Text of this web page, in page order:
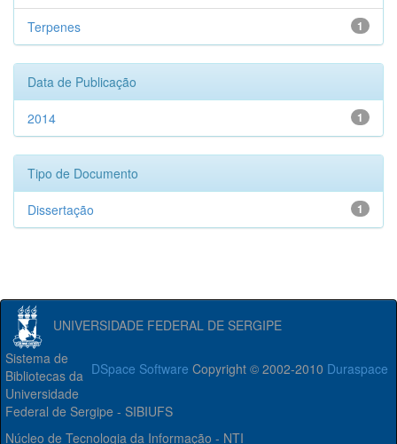
1
Terpenes
Data de Publicação
1
2014
Tipo de Documento
1
Dissertação
UNIVERSIDADE FEDERAL DE SERGIPE
DSpace Software Copyright © 2002-2010 Duraspace
Sistema de
Bibliotecas da
Universidade
Federal de Sergipe - SIBIUFS
Núcleo de Tecnologia da Informação - NTI